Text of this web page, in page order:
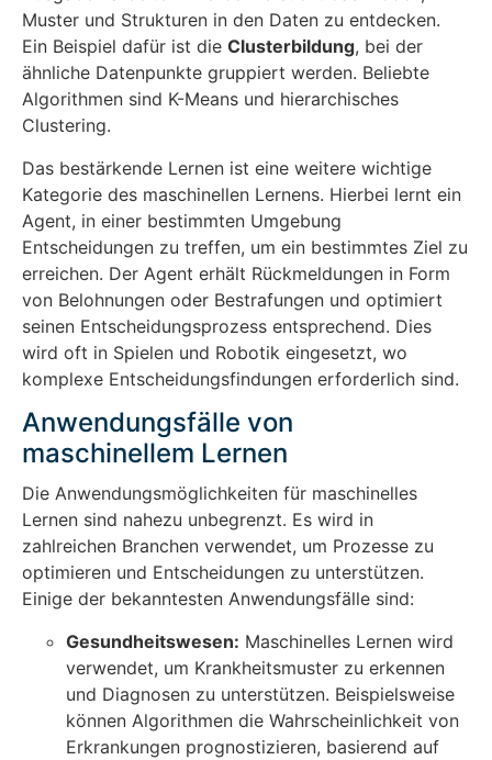
Muster und Strukturen in den Daten zu entdecken.
Ein Beispiel dafür ist die Clusterbildung, bei der
ähnliche Datenpunkte gruppiert werden. Beliebte
Algorithmen sind K-Means und hierarchisches
Clustering.
Das bestärkende Lernen ist eine weitere wichtige
Kategorie des maschinellen Lernens. Hierbei lernt ein
Agent, in einer bestimmten Umgebung
Entscheidungen zu treffen, um ein bestimmtes Ziel zu
erreichen. Der Agent erhält Rückmeldungen in Form
von Belohnungen oder Bestrafungen und optimiert
seinen Entscheidungsprozess entsprechend. Dies
wird oft in Spielen und Robotik eingesetzt, wo
komplexe Entscheidungsfindungen erforderlich sind.
Anwendungsfälle von
maschinellem Lernen
Die Anwendungsmöglichkeiten für maschinelles
Lernen sind nahezu unbegrenzt. Es wird in
zahlreichen Branchen verwendet, um Prozesse zu
optimieren und Entscheidungen zu unterstützen.
Einige der bekanntesten Anwendungsfälle sind:
Gesundheitswesen: Maschinelles Lernen wird
verwendet, um Krankheitsmuster zu erkennen
und Diagnosen zu unterstützen. Beispielsweise
können Algorithmen die Wahrscheinlichkeit von
Erkrankungen prognostizieren, basierend auf